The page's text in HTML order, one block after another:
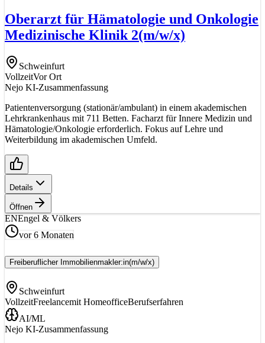
Oberarzt für Hämatologie und Onkologie
Medizinische Klinik 2(m/w/x)
Schweinfurt
VollzeitVor Ort
Nejo KI-Zusammenfassung
Patientenversorgung (stationär/ambulant) in einem akademischen
Lehrkrankenhaus mit 711 Betten. Facharzt für Innere Medizin und
Hämatologie/Onkologie erforderlich. Fokus auf Lehre und
Weiterbildung im akademischen Umfeld.
Details
Öffnen
ENEngel & Völkers
vor 6 Monaten
Freiberuflicher Immobilienmakler:in(m/w/x)
Schweinfurt
VollzeitFreelancemit HomeofficeBerufserfahren
AI/ML
Nejo KI-Zusammenfassung